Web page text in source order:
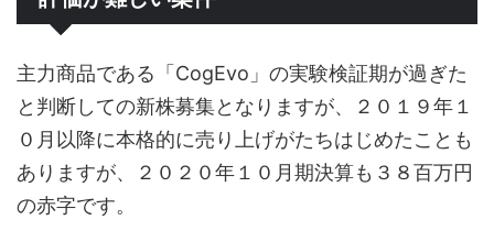
主力商品である「CogEvo」の実験検証期が過ぎた
と判断しての新株募集となりますが、２０１９年１
０月以降に本格的に売り上げがたちはじめたことも
ありますが、２０２０年１０月期決算も３８百万円
の赤字です。